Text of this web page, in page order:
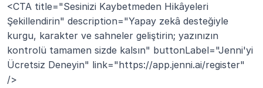
<CTA title="Sesinizi Kaybetmeden Hikâyeleri
Şekillendirin" description="Yapay zekâ desteğiyle
kurgu, karakter ve sahneler geliştirin; yazınızın
kontrolü tamamen sizde kalsın" buttonLabel="Jenni'yi
Ücretsiz Deneyin" link="https://app.jenni.ai/register"
/>